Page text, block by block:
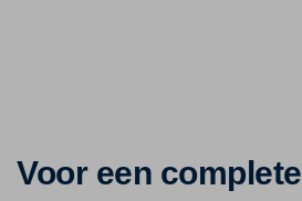
Voor een